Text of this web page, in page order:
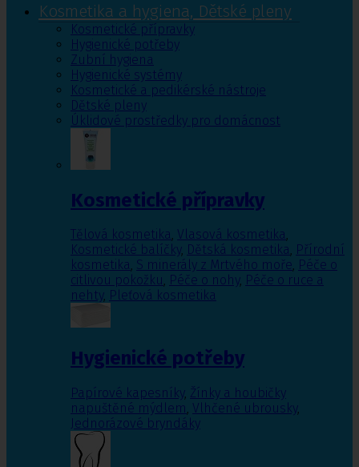
Kosmetika a hygiena, Dětské pleny
Kosmetické přípravky
Hygienické potřeby
Zubní hygiena
Hygienické systémy
Kosmetické a pedikérské nástroje
Dětské pleny
Úklidové prostředky pro domácnost
Kosmetické přípravky
Tělová kosmetika, Vlasová kosmetika,
Kosmetické balíčky, Dětská kosmetika, Přírodní
kosmetika, S minerály z Mrtvého moře, Péče o
citlivou pokožku, Péče o nohy, Péče o ruce a
nehty, Pleťová kosmetika
Hygienické potřeby
Papírové kapesníky, Žínky a houbičky
napuštěné mýdlem, Vlhčené ubrousky,
Jednorázové bryndáky